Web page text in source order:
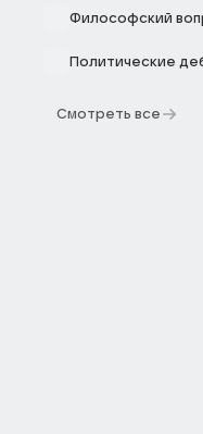
Философский
Политические
Смотреть все